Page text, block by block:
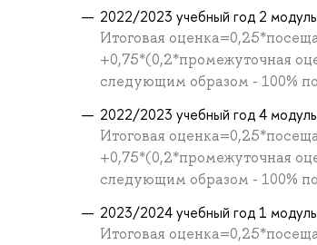
2022/2023 учебный год 2 модуль
Итоговая
+0,75*(0,2*промежуточная
следующим образом - 100%
2022/2023 учебный год 4 модуль
Итоговая
+0,75*(0,2*промежуточная
следующим образом - 100%
2023/2024 учебный год 1 модуль
Итоговая